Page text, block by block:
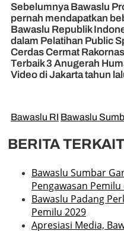
Sebelumnya Bawaslu
pernah mendapatkan
Bawaslu Republik
dalam Pelatihan Public
Cerdas Cermat
Terbaik 3 Anugerah
Video di Jakarta tahun
Bawaslu RI Bawaslu
BERITA TERKAIT
Bawaslu Sumbar
Pengawasan
Bawaslu Padang
Pemilu 2029
Apresiasi Media,